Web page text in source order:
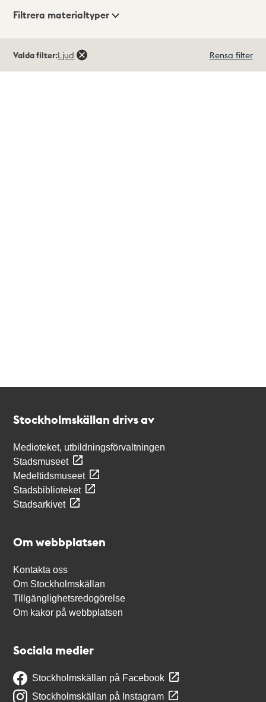
Visningsläge
Filtrera materialtyper
träffar
Valda filter:Ljud Rensa filter
Stockholmskällan drivs av
Medioteket, utbildningsförvaltningen
Stadsmuseet
Medeltidsmuseet
Stadsbiblioteket
Stadsarkivet
Om webbplatsen
Kontakta oss
Om Stockholmskällan
Tillgänglighetsredogörelse
Om kakor på webbplatsen
Sociala medier
Stockholmskällan på Facebook
Stockholmskällan på Instagram